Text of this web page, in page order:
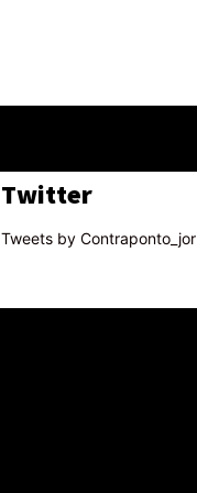
Twitter
Tweets by Contraponto_jor